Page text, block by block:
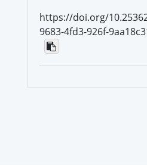
https://doi.org/
9683-4fd3-926f-